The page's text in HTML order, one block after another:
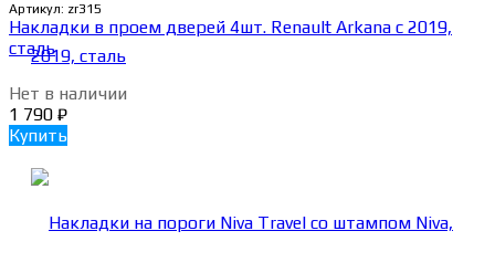
Артикул: zr315
Накладки в проем дверей 4шт. Renault Arkana с 2019,
сталь
Нет в наличии
1 790 ₽
Купить